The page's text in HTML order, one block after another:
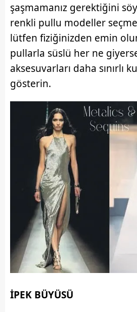
şaşmamanız gerektiğini
renkli pullu modeller
lütfen fiziğinizden emin
pullarla süslü her ne
aksesuvarları daha sınırlı
gösterin.
İPEK BÜYÜSÜ